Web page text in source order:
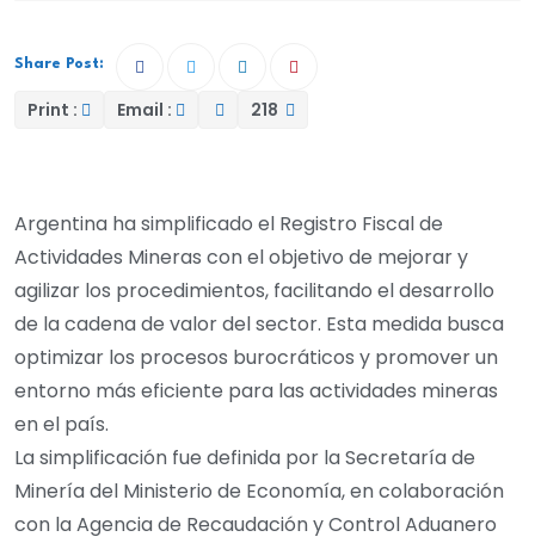
Share Post:
Print : Email : 218
Argentina ha simplificado el Registro Fiscal de
Actividades Mineras con el objetivo de mejorar y
agilizar los procedimientos, facilitando el desarrollo
de la cadena de valor del sector. Esta medida busca
optimizar los procesos burocráticos y promover un
entorno más eficiente para las actividades mineras
en el país.
La simplificación fue definida por la Secretaría de
Minería del Ministerio de Economía, en colaboración
con la Agencia de Recaudación y Control Aduanero